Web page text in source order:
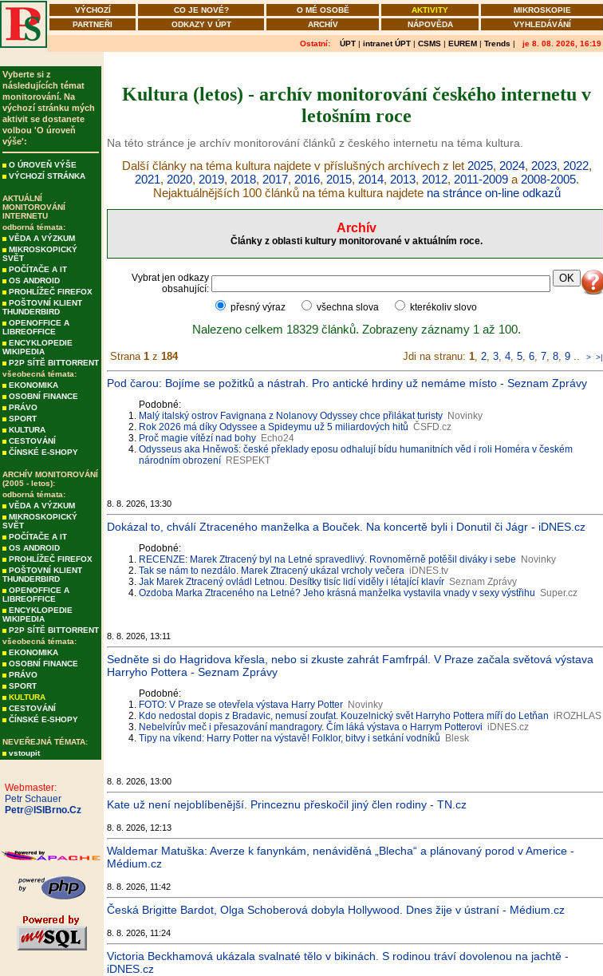
VÝCHOZÍ CO JE NOVÉ? O MÉ OSOBĚ AKTIVITY
MIKROSKOPIE
PARTNEŘI
ODKAZY V ÚPT ARCHÍV NÁPOVĚDA VYHLEDÁVÁNÍ
Ostatní: ÚPT | intranet ÚPT | CSMS | EUREM | Trends | je 8. 08. 2026, 16:19
Vyberte si z
následujících témat
monitorování. Na
výchozí stránku mých
aktivit se dostanete
volbou 'O úroveň
výše':
O ÚROVEŇ VÝŠE
VÝCHOZÍ STRÁNKA
AKTUÁLNÍ
MONITOROVÁNÍ
INTERNETU
odborná témata:
VĚDA A VÝZKUM
MIKROSKOPICKÝ
SVĚT
POČÍTAČE A IT
OS ANDROID
PROHLÍŽEČ FIREFOX
POŠTOVNÍ KLIENT
THUNDERBIRD
OPENOFFICE A
LIBREOFFICE
ENCYKLOPEDIE
WIKIPEDIA
P2P SÍTĚ BITTORRENT
všeobecná témata:
EKONOMIKA
OSOBNÍ FINANCE
PRÁVO
SPORT
KULTURA
CESTOVÁNÍ
ČÍNSKÉ E-SHOPY
ARCHÍV MONITOROVÁNÍ
(2005 - letos):
odborná témata:
VĚDA A VÝZKUM
MIKROSKOPICKÝ
SVĚT
POČÍTAČE A IT
OS ANDROID
PROHLÍŽEČ FIREFOX
POŠTOVNÍ KLIENT
THUNDERBIRD
OPENOFFICE A
LIBREOFFICE
ENCYKLOPEDIE
WIKIPEDIA
P2P SÍTĚ BITTORRENT
všeobecná témata:
EKONOMIKA
OSOBNÍ FINANCE
PRÁVO
SPORT
KULTURA
CESTOVÁNÍ
ČÍNSKÉ E-SHOPY
NEVEŘEJNÁ TÉMATA:
vstoupit
Webmaster:
Petr Schauer
Petr@ISIBrno.Cz
Kultura (letos) - archív monitorování českého internetu v
letošním roce
Na této stránce je archív monitorování článků z českého internetu na téma kultura.
Další články na téma kultura najdete v příslušných archívech z let 2025, 2024, 2023, 2022,
2021, 2020, 2019, 2018, 2017, 2016, 2015, 2014, 2013, 2012, 2011-2009a 2008-2005.
Nejaktuálnějších 100 článků na téma kultura najdete na stránce on-line odkazů
Archív
Články z oblasti kultury monitorované v aktuálním roce.
Vybrat jen odkazy
obsahující:
přesný výraz
všechna slova kterékoliv slovo
Nalezeno celkem 18329 článků. Zobrazeny záznamy 1 až 100.
Strana 1 z 184 Jdi na stranu: 1, 2, 3, 4, 5, 6, 7, 8, 9 .. > >|
Pod čarou: Bojíme se požitků a nástrah. Pro antické hrdiny už nemáme místo - Seznam Zprávy
Podobné:
Malý italský ostrov Favignana z Nolanovy Odyssey chce přilákat turisty Novinky
Rok 2026 má díky Odyssee a Spideymu už 5 miliardových hitů ČSFD.cz
Proč magie vítězí nad bohy Echo24
Odysseus aka Hněwoš: české překlady eposu odhalují bídu humanitních věd i roli Homéra v českém
národním obrození RESPEKT
8. 8. 2026, 13:30
Dokázal to, chválí Ztraceného manželka a Bouček. Na koncertě byli i Donutil či Jágr - iDNES.cz
Podobné:
RECENZE: Marek Ztracený byl na Letné spravedlivý. Rovnoměrně potěšil diváky i sebe
Novinky
Tak se nám to nezdálo. Marek Ztracený ukázal vrcholy večera iDNES.tv
Jak Marek Ztracený ovládl Letnou. Desítky tisíc lidí viděly i létající klavír Seznam Zprávy
Ozdoba Marka Ztraceného na Letné? Jeho krásná manželka vystavila vnady v sexy výstřihu Super.cz
8. 8. 2026, 13:11
Sedněte si do Hagridova křesla, nebo si zkuste zahrát Famfrpál. V Praze začala světová výstava
Harryho Pottera - Seznam Zprávy
Podobné:
FOTO: V Praze se otevřela výstava Harry Potter Novinky
Kdo nedostal dopis z Bradavic, nemusí zoufat. Kouzelnický svět Harryho Pottera míří do Letňan iROZHLAS
Nebelvírův meč i přesazování mandragory. Čím láká výstava o Harrym Potterovi iDNES.cz
Tipy na víkend: Harry Potter na výstavě! Folklor, bitvy i setkání vodníků
Blesk
8. 8. 2026, 13:00
Kate už není nejoblíbenější. Princeznu přeskočil jiný člen rodiny - TN.cz
8. 8. 2026, 12:13
Waldemar Matuška: Averze k fanynkám, nenáviděná „Blecha“ a plánovaný porod v Americe -
Médium.cz
8. 8. 2026, 11:42
Česká Brigitte Bardot, Olga Schoberová dobyla Hollywood. Dnes žije v ústraní - Médium.cz
8. 8. 2026, 11:24
Victoria Beckhamová ukázala svalnaté tělo v bikinách. S rodinou tráví dovolenou na jachtě -
iDNES.cz